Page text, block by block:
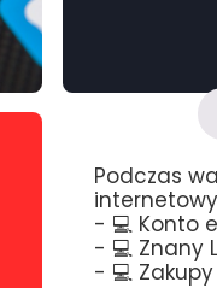
Podczas
- 💻 Konto
- 💻 Znany
- 💻